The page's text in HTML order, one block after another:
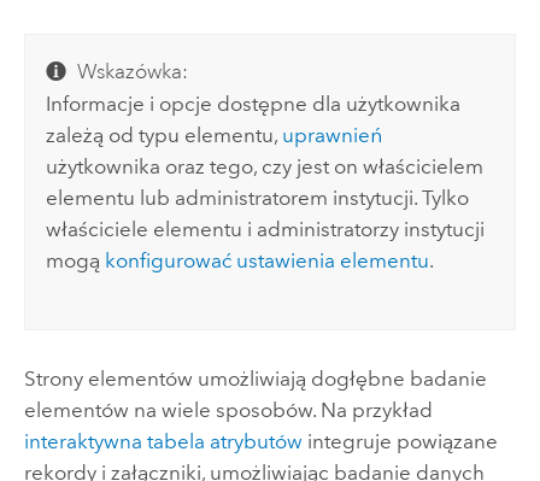
Wskazówka:
Informacje i opcje dostępne dla użytkownika
zależą od typu elementu, uprawnień
użytkownika oraz tego, czy jest on właścicielem
elementu lub administratorem instytucji. Tylko
właściciele elementu i administratorzy instytucji
mogą konfigurować ustawienia elementu.
Strony elementów umożliwiają dogłębne badanie
elementów na wiele sposobów. Na przykład
interaktywna tabela atrybutów integruje powiązane
rekordy i załączniki, umożliwiając badanie danych